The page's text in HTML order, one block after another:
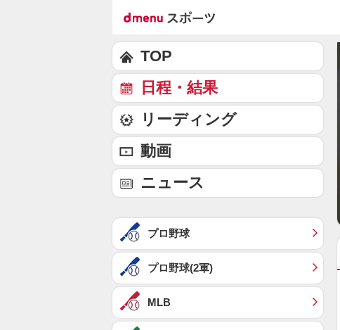
TOP
日程・結果
リーディング
動画
ニュース
プロ野球
プロ野球(2軍)
MLB